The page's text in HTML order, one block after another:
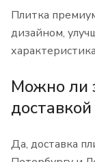
Плитка
дизайном,
Можно ли
Да, доставка